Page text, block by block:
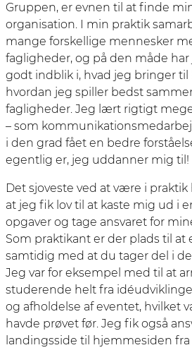
Gruppen, er evnen til at finde
organisation. I min praktik
mange forskellige mennesker
fagligheder, og på den måde
godt indblik i, hvad jeg bringer
hvordan jeg spiller bedst
fagligheder. Jeg lært rigtigt
– som
i den grad fået en bedre
egentlig er, jeg uddanner mig til!
Det sjoveste ved at være i praktik
at jeg fik lov til at kaste mig ud i
opgaver og tage ansvaret for
Som praktikant er der plads til at
samtidig med at du tager del i
Jeg var for eksempel med til at
studerende helt fra
og afholdelse af eventet, hvilket
havde prøvet før. Jeg fik også
landingsside til hjemmesiden